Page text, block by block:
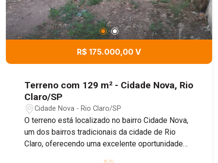
R$ 175.000,00 V
Terreno com 129 m² - Cidade Nova, Rio
Claro/SP
Cidade Nova - Rio Claro/SP
O terreno está localizado no bairro Cidade Nova,
um dos bairros tradicionais da cidade de Rio
Claro, oferecendo uma excelente oportunidade